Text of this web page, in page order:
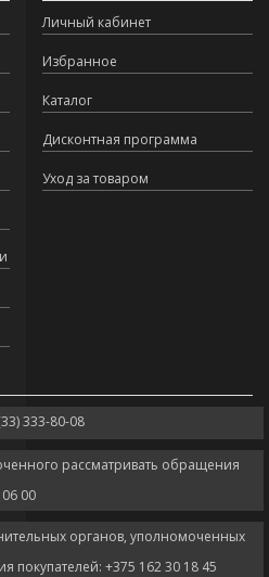
Личный кабинет
Избранное
Каталог
Дисконтная программа
Уход за товаром
333-80-08
рассматривать обращения
00
органов, уполномоченных
покупателей: +375 162 30 18 45